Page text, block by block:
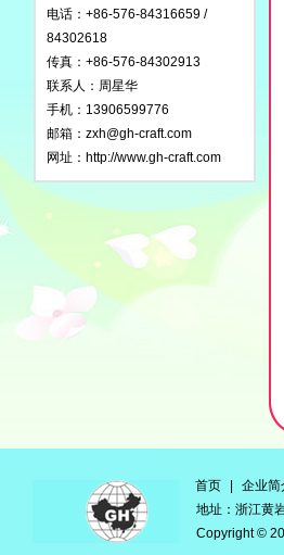
电话：+86-576-84316659 /
84302618
传真：+86-576-84302913
联系人：周星华
手机：13906599776
邮箱： zxh@gh-craft.com
网址： http://www.gh-craft.com
首页 企业简
地址：浙江
Copyright ©